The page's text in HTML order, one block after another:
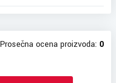
Prosečna ocena proizvoda: 0